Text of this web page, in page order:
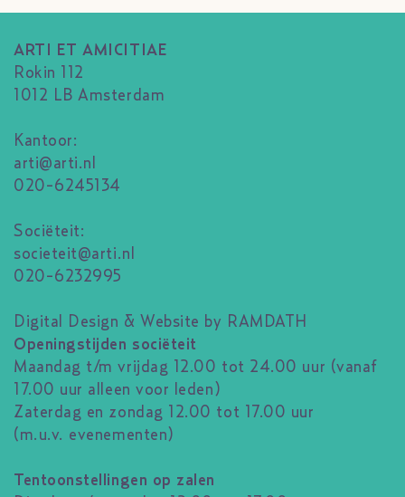
ARTI ET AMICITIAE
Rokin 112
1012 LB Amsterdam
Kantoor:
arti@arti.nl
020-6245134
Sociëteit:
societeit@arti.nl
020-6232995
Digital Design & Website by RAMDATH
Openingstijden sociëteit
Maandag t/m vrijdag 12.00 tot 24.00 uur (vanaf
17.00 uur alleen voor leden)
Zaterdag en zondag 12.00 tot 17.00 uur
(m.u.v. evenementen)
Tentoonstellingen op zalen